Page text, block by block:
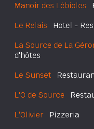
Manoir des Lébioles
Le Relais Hotel -
La Source de La
d'hôtes
Le Sunset
L'O de Source
L'Olivier Pizzeria